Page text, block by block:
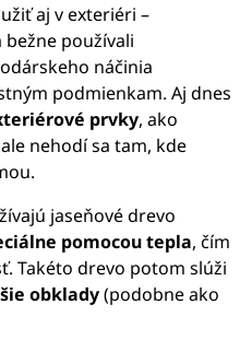
aj v exteriéri –
používali
náčinia
podmienkam. Aj dnes
prvky, ako
nehodí sa tam, kde
jaseňové drevo
pomocou tepla, čím
Takéto drevo potom slúži
obklady(podobne ako